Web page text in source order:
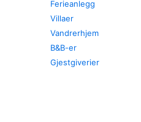
Ferieanlegg
Villaer
Vandrerhjem
B&B-er
Gjestgiverier